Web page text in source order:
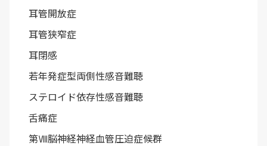
耳管開放症
耳管狭窄症
耳閉感
若年発症型両側性感音難聴
ステロイド依存性感音難聴
舌痛症
第Ⅷ脳神経神経血管圧迫症候群